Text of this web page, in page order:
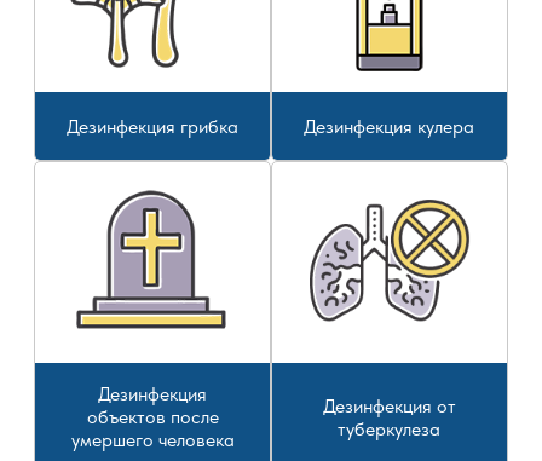
Дезинфекция грибка Дезинфекция кулера
Дезинфекция
объектов после
умершего человека
Дезинфекция от
туберкулеза